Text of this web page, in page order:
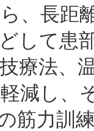
、長距
して患
療法、
減し、
筋力訓